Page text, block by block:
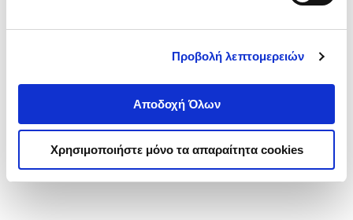
Προβολή λεπτομερειών
Αποδοχή Όλων
Χρησιμοποιήστε μόνο τα απαραίτητα cookies